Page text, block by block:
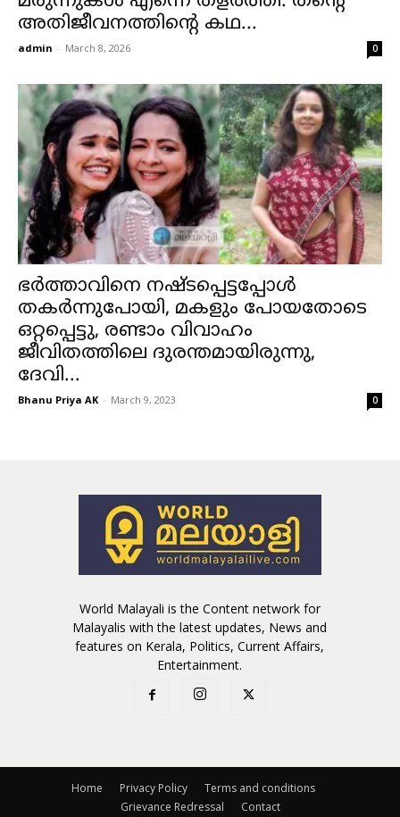
അതിജീവനത്തിന്റെ കഥ...
admin - March 8, 2026 0
ഭര്‍ത്താവിനെ നഷ്ടപ്പെട്ടപ്പോള്‍
തകര്‍ന്നുപോയി, മകളും പോയതോടെ
ഒറ്റപ്പെട്ടു, രണ്ടാം വിവാഹം
ജീവിതത്തിലെ ദുരന്തമായിരുന്നു,
ദേവി...
Bhanu Priya AK - March 9, 2023 0
World Malayali is the Content network for
Malayalis with the latest updates, News and
features on Kerala, Politics, Current Affairs,
Entertainment.
Home Privacy Policy
Terms and conditions
Grievance Redressal
Contact